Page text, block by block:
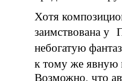
Хотя
заимствована у
небогатую
к тому же
Возможно, что